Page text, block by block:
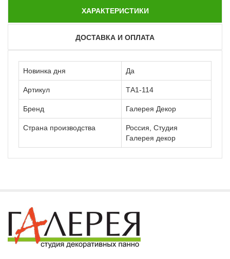
ХАРАКТЕРИСТИКИ
ДОСТАВКА И ОПЛАТА
Новинка дня Да
Артикул ТА1-114
Бренд Галерея Декор
Страна производства
Россия, Студия
Галерея декор